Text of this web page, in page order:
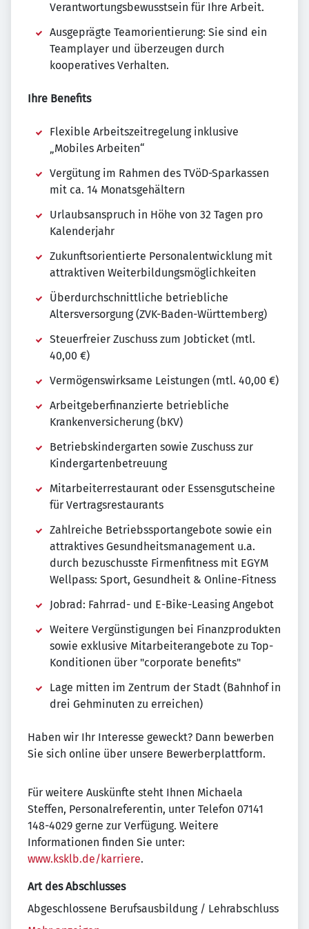
Verantwortungsbewusstsein für Ihre Arbeit.
Ausgeprägte Teamorientierung: Sie sind ein
Teamplayer und überzeugen durch
kooperatives Verhalten.
Ihre Benefits
Flexible Arbeitszeitregelung inklusive
„Mobiles Arbeiten“
Vergütung im Rahmen des TVöD-Sparkassen
mit ca. 14 Monatsgehältern
Urlaubsanspruch in Höhe von 32 Tagen pro
Kalenderjahr
Zukunftsorientierte Personalentwicklung mit
attraktiven Weiterbildungsmöglichkeiten
Überdurchschnittliche betriebliche
Altersversorgung (ZVK-Baden-Württemberg)
Steuerfreier Zuschuss zum Jobticket (mtl.
40,00 €)
Vermögenswirksame Leistungen (mtl. 40,00 €)
Arbeitgeberfinanzierte betriebliche
Krankenversicherung (bKV)
Betriebskindergarten sowie Zuschuss zur
Kindergartenbetreuung
Mitarbeiterrestaurant oder Essensgutscheine
für Vertragsrestaurants
Zahlreiche Betriebssportangebote sowie ein
attraktives Gesundheitsmanagement u.a.
durch bezuschusste Firmenfitness mit EGYM
Wellpass: Sport, Gesundheit & Online-Fitness
Jobrad: Fahrrad- und E-Bike-Leasing Angebot
Weitere Vergünstigungen bei Finanzprodukten
sowie exklusive Mitarbeiterangebote zu Top-
Konditionen über "corporate benefits"
Lage mitten im Zentrum der Stadt (Bahnhof in
drei Gehminuten zu erreichen)
Haben wir Ihr Interesse geweckt? Dann bewerben
Sie sich online über unsere Bewerberplattform.
Für weitere Auskünfte steht Ihnen Michaela
Steffen, Personalreferentin, unter Telefon 07141
148-4029 gerne zur Verfügung. Weitere
Informationen finden Sie unter:
www.ksklb.de/karriere.
Art des Abschlusses
Abgeschlossene Berufsausbildung / Lehrabschluss